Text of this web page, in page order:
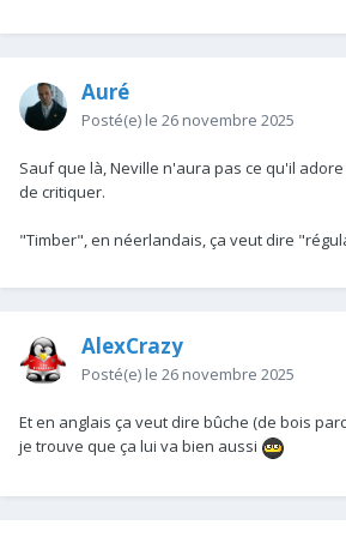
Auré
Posté(e) le 26 novembre 2025
Sauf que là, Neville n'aura pas ce qu'il
de critiquer.
"Timber", en néerlandais, ça veut dire
AlexCrazy
Posté(e) le 26 novembre 2025
Et en anglais ça veut dire bûche (de bois
je trouve que ça lui va bien aussi